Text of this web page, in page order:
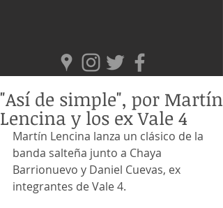
"Así de simple", por Martín
Lencina y los ex Vale 4
Martín Lencina lanza un clásico de la
banda salteña junto a Chaya
Barrionuevo y Daniel Cuevas, ex
integrantes de Vale 4.